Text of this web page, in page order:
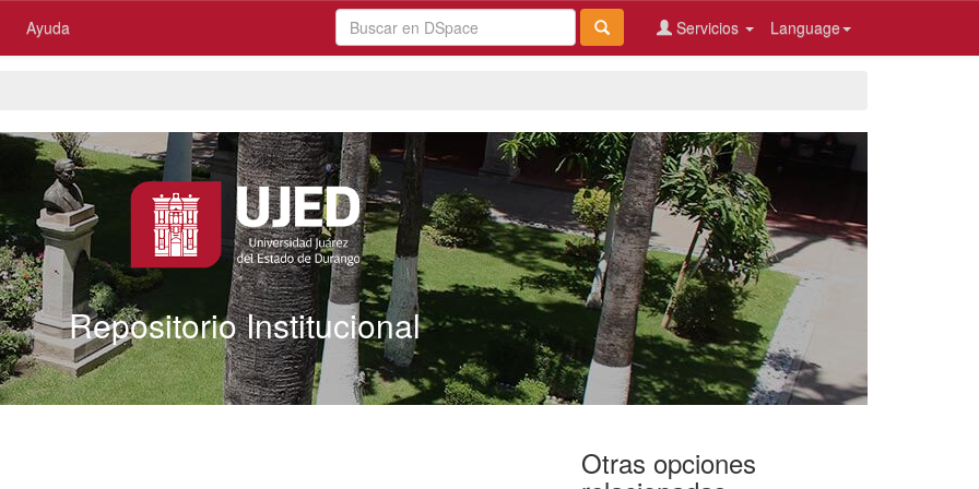
Ayuda Language
Servicios
Repositorio Institucional
Otras opciones